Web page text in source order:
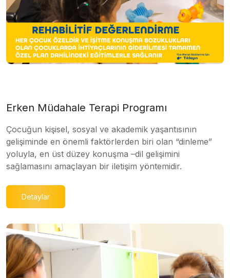
Erken Müdahale Terapi Programı
Çocuğun kişisel, sosyal ve akademik yaşantısının
gelişiminde en önemli faktörlerden biri olan “dinleme”
yoluyla, en üst düzey konuşma –dil gelişimini
sağlamasını amaçlayan bir iletişim yöntemidir.
Detaylar